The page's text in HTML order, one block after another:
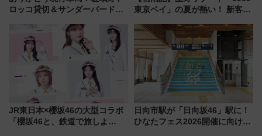
ロッコ貸切＆サンダーバードレ
斉藤雪乃＆福原トシヒロと行
く！9月13日「京都の鉄道満喫
ツアー」開催
東京ベイ」の夏が熱い！ 新客室
メリカングルメ＆絶品スイーツ
を満喫（千葉県浦安市）
JR東日本×櫻坂46の大型コラボ
「櫻坂46と、鉄道で旅しよ
日向市駅が「日向坂46」駅に！
ひなたフェス2026開催に向けJR